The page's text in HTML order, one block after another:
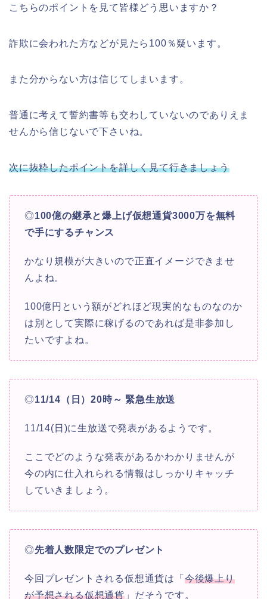
こちらのポイントを見て皆様どう思いますか？
詐欺に会われた方などが見たら100％疑います。
また分からない方は信じてしまいます。
普通に考えて誓約書等も交わしていないのでありえま
せんから信じないで下さいね。
次に抜粋したポイントを詳しく見て行きましょう
◎100億の継承と爆上げ仮想通貨3000万を無料
で手にするチャンス
かなり規模が大きいので正直イメージできませ
んよね。
100億円という額がどれほど現実的なものなのか
は別として実際に稼げるのであれば是非参加し
たいですよね。
◎11/14（日）20時～ 緊急生放送
11/14(日)に生放送で発表があるようです。
ここでどのような発表があるかわかりませんが
今の内に仕入れられる情報はしっかりキャッチ
していきましょう。
◎先着人数限定でのプレゼント
今回プレゼントされる仮想通貨は「 今後爆上り
が予想される仮想通貨 」だそうです。